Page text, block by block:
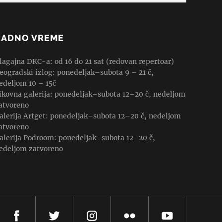
VREME
DKC-a: od 16 do 21 sat (redovan repertoar)
izlog: ponedeljak–subota 9 – 21 č,
10 – 15č
galerija: ponedeljak–subota 12–20 č, nedeljom
Artget: ponedeljak–subota 12–20 č, nedeljom
Podroom: ponedeljak–subota 12–20 č,
zatvoreno